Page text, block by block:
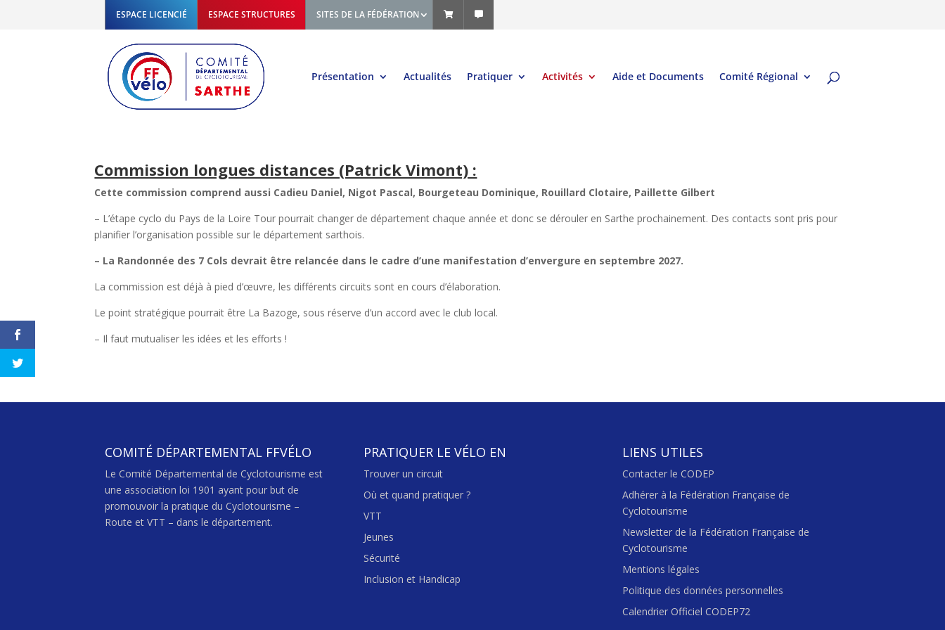
ESPACE LICENCIÉ ESPACE STRUCTURES SITES DE LA FÉDÉRATION
Présentation Actualités Pratiquer Activités Aide et Documents Comité Régional
Commission longues distances (Patrick Vimont) :
Cette commission comprend aussi Cadieu Daniel, Nigot Pascal, Bourgeteau Dominique​, Rouillard Clotaire, Paillette Gilbert
– L’étape cyclo du Pays de la Loire Tour pourrait changer de département chaque année et donc se dérouler en Sarthe prochainement. Des contacts sont pris pour
planifier l’organisation possible sur le département sarthois.
– La Randonnée des 7 Cols devrait être relancée dans le cadre d’une manifestation d’envergure en septembre 2027.
La commission est déjà à pied d’œuvre, les différents circuits sont en cours d’élaboration.
Le point stratégique pourrait être La Bazoge, sous réserve d’un accord avec le club local.
– Il faut mutualiser les idées et les efforts !
COMITÉ DÉPARTEMENTAL FFVÉLO
Le Comité Départemental de Cyclotourisme est
une association loi 1901 ayant pour but de
promouvoir la pratique du Cyclotourisme –
Route et VTT – dans le département.
PRATIQUER LE VÉLO EN
Trouver un circuit
Où et quand pratiquer ?
VTT
Jeunes
Sécurité
Inclusion et Handicap
LIENS UTILES
Contacter le CODEP
Adhérer à la Fédération Française de
Cyclotourisme
Newsletter de la Fédération Française de
Cyclotourisme
Mentions légales
Politique des données personnelles
Calendrier Officiel CODEP72